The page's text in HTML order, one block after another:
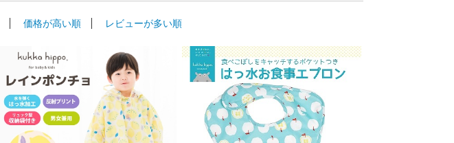
価格が高い順 レビューが多い順